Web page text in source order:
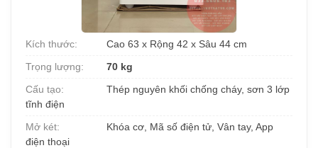
Kích thước:
Cao 63 x Rộng 42 x Sâu 44 cm
Trọng lượng:
70 kg
Cấu tạo:
Thép nguyên khối chống cháy, sơn 3 lớp
tĩnh điện
Mở két:
Khóa cơ, Mã số điện tử, Vân tay, App
điện thoại